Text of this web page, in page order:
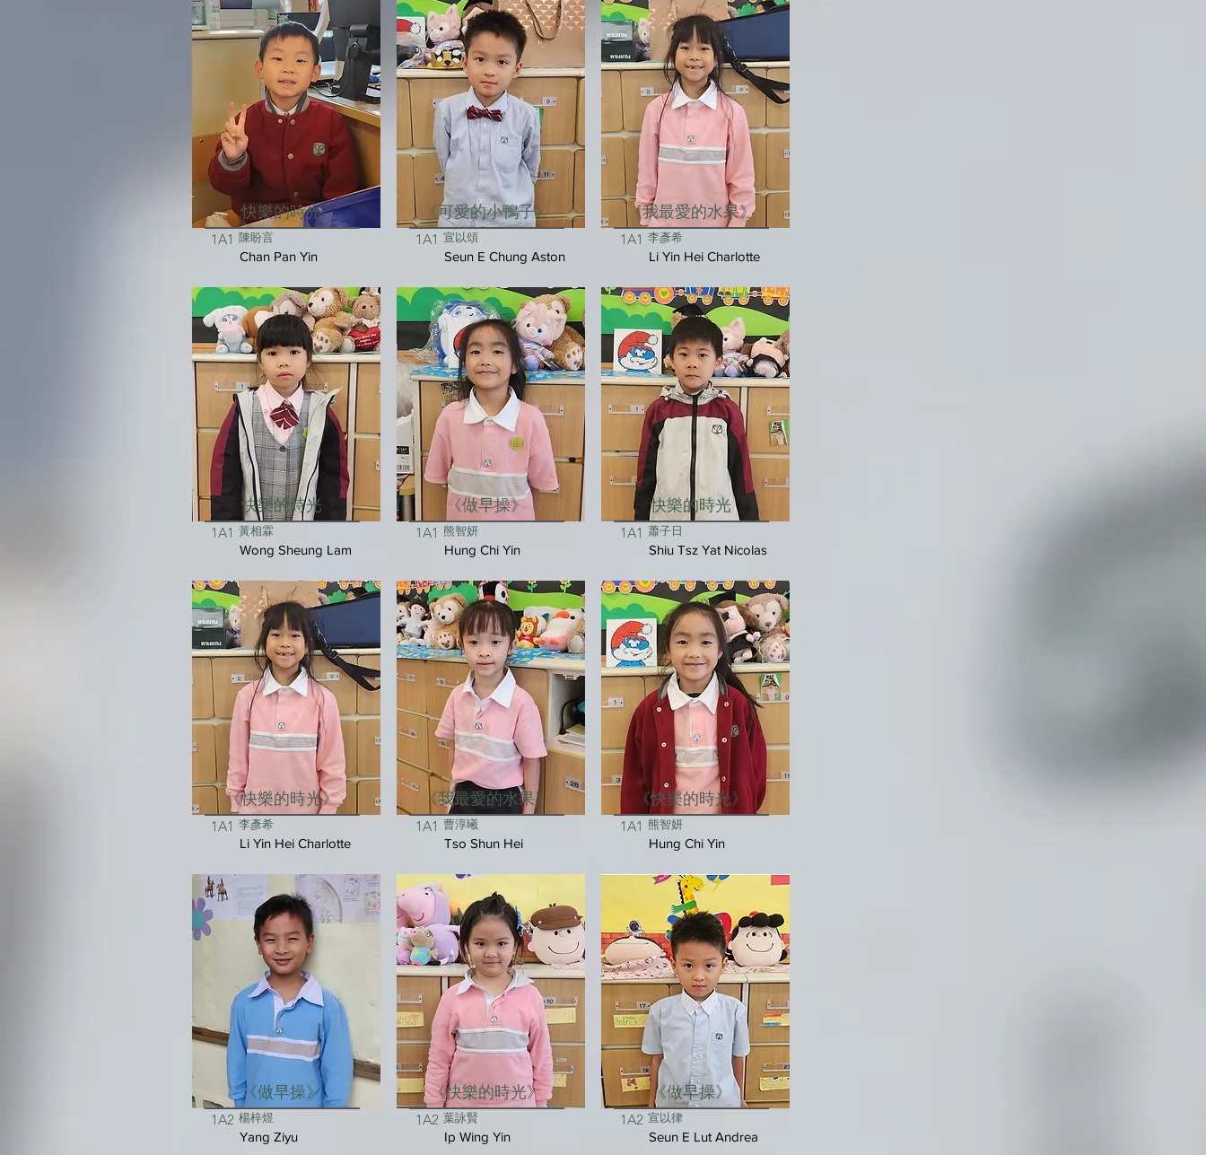
1A1
Chan Pan Yin
陳盼言
快樂的時光
1A1
Wong Sheung Lam
黃相霖
快樂的時光
1A1
Li Yin Hei Charlotte
李彥希
《快樂的時光》
1A2
Yang Ziyu
楊梓煜
《做早操》
1A1
Seun E Chung Aston
宣以頌
《可愛的小鴨子》
1A1
Hung Chi Yin
熊智妍
《做早操》
1A1
Tso Shun Hei
曹淳曦
《我最愛的水果》
1A2
Ip Wing Yin
葉詠賢
《快樂的時光》
1A1
Li Yin Hei Charlotte
李彥希
《我最愛的水果》
1A1
Shiu Tsz Yat Nicolas
蕭子日
快樂的時光
1A1
Hung Chi Yin
熊智妍
《快樂的時光》
1A2
Seun E Lut Andrea
宣以律
《做早操》